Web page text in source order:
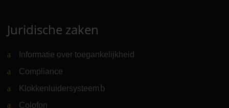
Juridische zaken
Informatie over toegankelijkheid
Compliance
Klokkenluidersysteem (Link naar externe website)
Colofon